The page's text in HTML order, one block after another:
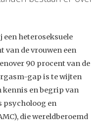
een heteroseksuele
de vrouwen een
90 procent van de
gap is te wijten
kennis en begrip van
psycholoog en
die wereldberoemd